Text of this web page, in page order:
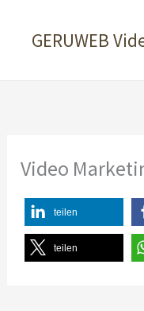
GERUWEB
Video
teilen
teilen